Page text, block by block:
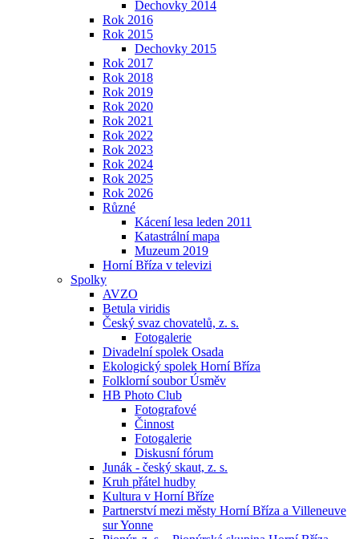
Dechovky 2014
Rok 2016
Rok 2015
Dechovky 2015
Rok 2017
Rok 2018
Rok 2019
Rok 2020
Rok 2021
Rok 2022
Rok 2023
Rok 2024
Rok 2025
Rok 2026
Různé
Kácení lesa leden 2011
Katastrální mapa
Muzeum 2019
Horní Bříza v televizi
Spolky
AVZO
Betula viridis
Český svaz chovatelů, z. s.
Fotogalerie
Divadelní spolek Osada
Ekologický spolek Horní Bříza
Folklorní soubor Úsměv
HB Photo Club
Fotografové
Činnost
Fotogalerie
Diskusní fórum
Junák - český skaut, z. s.
Kruh přátel hudby
Kultura v Horní Bříze
Partnerství mezi městy Horní Bříza a Villeneuve
sur Yonne